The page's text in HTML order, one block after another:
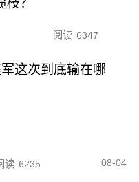
？
阅读 6347
这次到底输在哪
读 6235 08-04